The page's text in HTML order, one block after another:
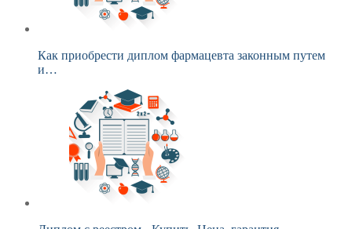
Как приобрести диплом фармацевта законным путем
и…